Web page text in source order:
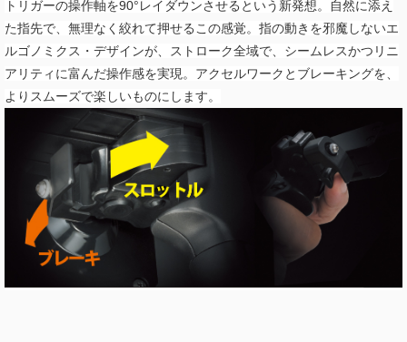
トリガーの操作軸を90°レイダウンさせるという新発想。自然に添え
た指先で、無理なく絞れて押せるこの感覚。指の動きを邪魔しないエ
ルゴノミクス・デザインが、ストローク全域で、シームレスかつリニ
アリティに富んだ操作感を実現。アクセルワークとブレーキングを、
よりスムーズで楽しいものにします。